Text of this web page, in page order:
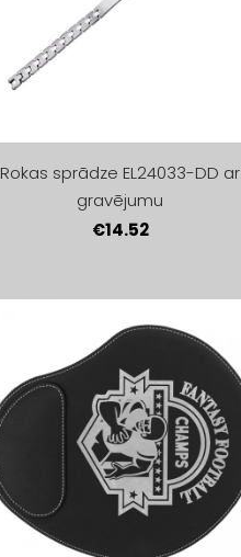
Rokas sprādze EL24033-DD ar
gravējumu
€14.52